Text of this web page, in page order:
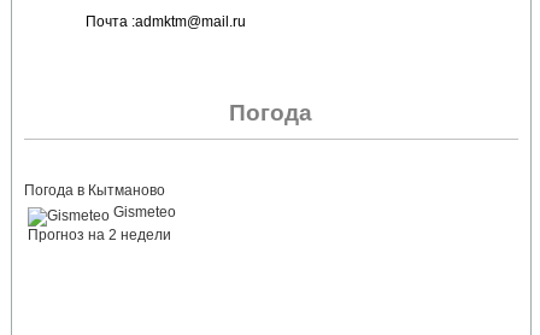
Почта :admktm@mail.ru
Погода
Погода в Кытманово
Gismeteo
Прогноз на 2 недели